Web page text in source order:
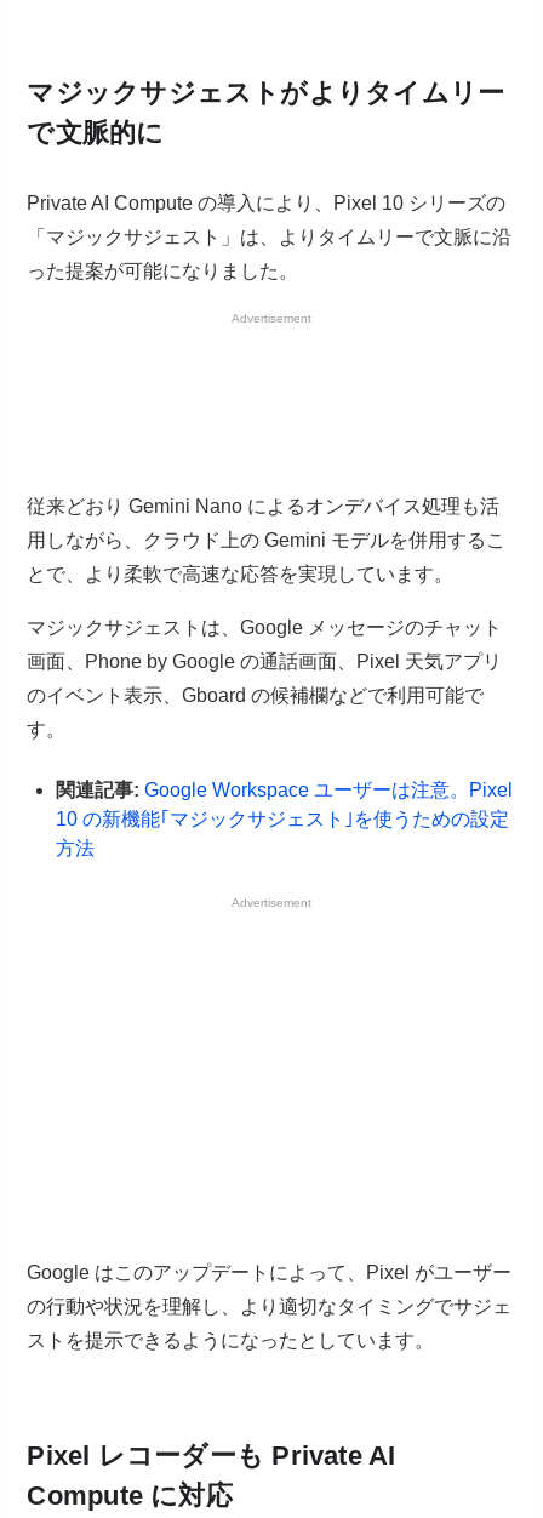
マジックサジェストがよりタイムリー
で文脈的に
Private AI Compute の導入により、Pixel 10 シリーズの
「マジックサジェスト」は、よりタイムリーで文脈に沿
った提案が可能になりました。
Advertisement
従来どおり Gemini Nano によるオンデバイス処理も活
用しながら、クラウド上の Gemini モデルを併用するこ
とで、より柔軟で高速な応答を実現しています。
マジックサジェストは、Google メッセージのチャット
画面、Phone by Google の通話画面、Pixel 天気アプリ
のイベント表示、Gboard の候補欄などで利用可能で
す。
関連記事: Google Workspace ユーザーは注意。Pixel
10 の新機能｢マジックサジェスト｣を使うための設定
方法
Advertisement
Google はこのアップデートによって、Pixel がユーザー
の行動や状況を理解し、より適切なタイミングでサジェ
ストを提示できるようになったとしています。
Pixel レコーダーも Private AI
Compute に対応